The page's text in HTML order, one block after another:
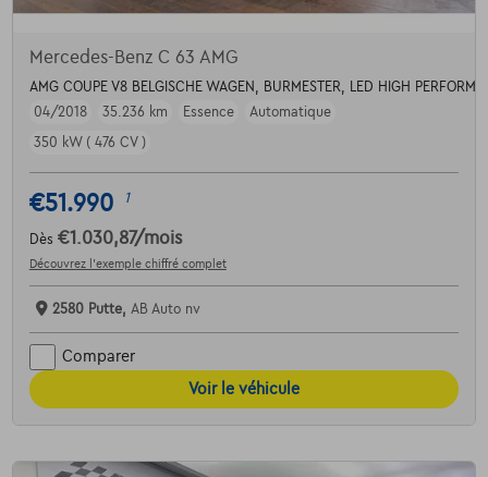
Mercedes-Benz C 63 AMG
AMG COUPE V8 BELGISCHE WAGEN, BURMESTER, LED HIGH
04/2018
35.236 km Essence
Automatique
350 kW ( 476 CV )
€51.990 1
Dès €1.030,87/mois
Découvrez l’exemple chiffré complet
2580 Putte, AB Auto nv
Comparer
Voir le véhicule